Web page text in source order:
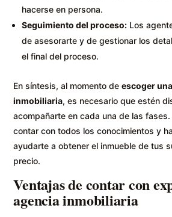
hacerse en persona.
Seguimiento del proceso: Los
de asesorarte y de gestionar los
el final del proceso.
En síntesis, al momento deescoger
inmobiliaria, es necesario que estén
acompañarte en cada una de las
contar con todos los conocimientos y
ayudarte a obtener el inmueble de tus
precio.
Ventajas de contar con
agencia inmobiliaria